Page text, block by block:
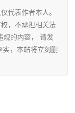
代表作者本人。
，不承担相关法
规的内容， 请发
，本站将立刻删